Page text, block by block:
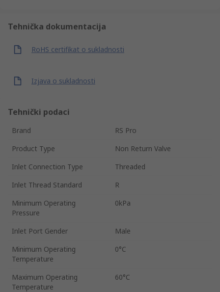
Tehnička dokumentacija
RoHS certifikat o sukladnosti
Izjava o sukladnosti
Tehnički podaci
Brand
RS Pro
Product Type
Non Return Valve
Inlet Connection Type
Threaded
Inlet Thread Standard
R
Minimum Operating
Pressure
0kPa
Inlet Port Gender
Male
Minimum Operating
Temperature
0°C
Maximum Operating
Temperature
60°C